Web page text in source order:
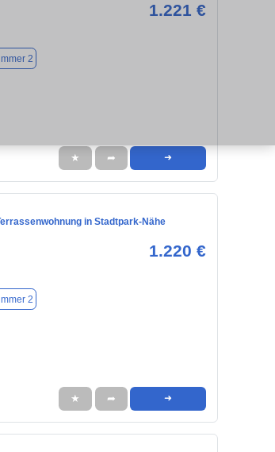
1.221 €
2
★ ➦ ➜
in Stadtpark-Nähe
1.220 €
2
★ ➦ ➜